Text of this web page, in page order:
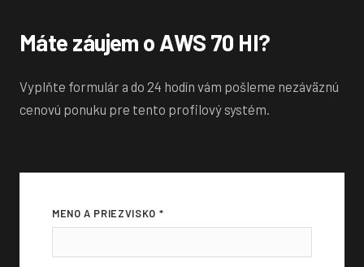
Máte záujem o AWS 70 HI?
Vyplňte formulár a do 24 hodín vám pošleme nezáväznú
cenovú ponuku pre tento profilový systém.
MENO A PRIEZVISKO *